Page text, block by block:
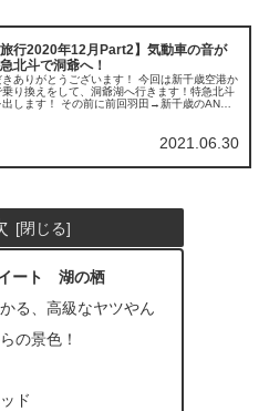
旅行2020年12月Part2】気動車の音が
北斗で洞爺へ！
きありがとうございます！ 今回は新千歳空港か
乗り換えをして、洞爺湖へ行きます！特急北斗
します！ その前に前回羽田→新千歳のANA
2021.06.30
ート 湖の栖
る、高級なヤツやん
の景色！
ド